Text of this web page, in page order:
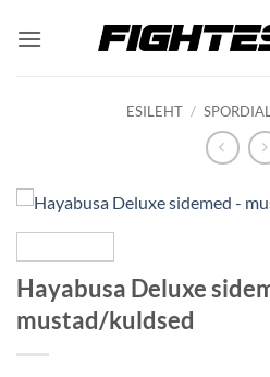
ESILEHT /
Hayabusa Deluxe
mustad/kuldsed